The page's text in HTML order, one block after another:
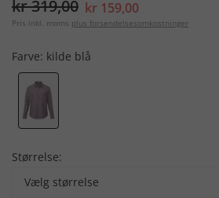
kr 319,00 kr 159,00
Pris inkl. moms plus forsendelsesomkostninger
Farve: kilde blå
Størrelse:
Vælg størrelse